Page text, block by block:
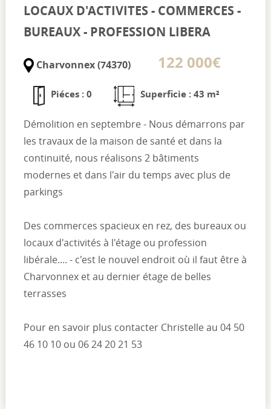
LOCAUX D'ACTIVITES - COMMERCES -
BUREAUX - PROFESSION LIBERA
Charvonnex (74370) 122 000€
Piéces : 0 Superficie : 43 m²
Démolition en septembre - Nous démarrons par
les travaux de la maison de santé et dans la
continuité, nous réalisons 2 bâtiments
modernes et dans l'air du temps avec plus de
parkings
Des commerces spacieux en rez, des bureaux ou
locaux d'activités à l'étage ou profession
libérale.... - c'est le nouvel endroit où il faut être à
Charvonnex et au dernier étage de belles
terrasses
Pour en savoir plus contacter Christelle au 04 50
46 10 10 ou 06 24 20 21 53